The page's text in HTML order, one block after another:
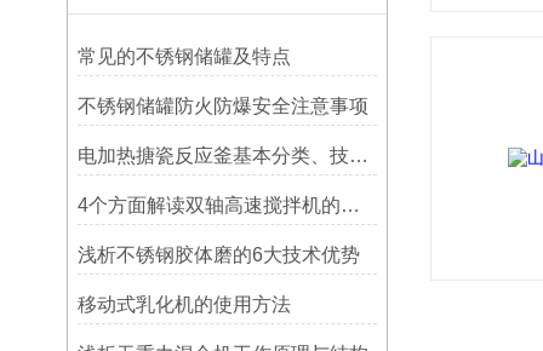
常见的不锈钢储罐及特点
不锈钢储罐防火防爆安全注意事项
电加热搪瓷反应釜基本分类、技术参数
4个方面解读双轴高速搅拌机的结构和性能
浅析不锈钢胶体磨的6大技术优势
移动式乳化机的使用方法